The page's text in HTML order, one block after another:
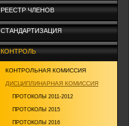
РЕЕСТР ЧЛЕНОВ
СТАНДАРТИЗАЦИЯ
КОНТРОЛЬ
КОНТРОЛЬНАЯ КОМИССИЯ
ДИСЦИПЛИНАРНАЯ КОМИССИЯ
ПРОТОКОЛЫ 2011-2012
ПРОТОКОЛЫ 2015
ПРОТОКОЛЫ 2016